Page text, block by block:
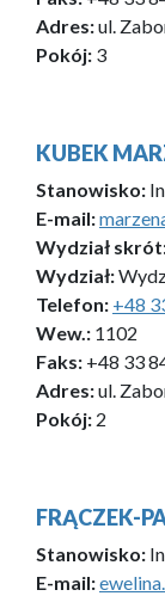
Adres:ul.
Pokój: 3
KUBEK
Stanowisko:
E-mail:
Wydział
Wydział:
Telefon: +48
Wew.: 1102
Faks: +48 33
Adres:ul.
Pokój: 2
FRĄCZEK-
Stanowisko:
E-mail: